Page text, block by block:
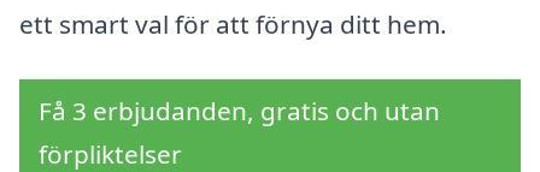
ett smart val för att förnya ditt hem.
Få 3 erbjudanden, gratis och utan
förpliktelser